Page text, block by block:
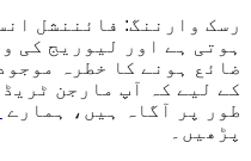
رسک وارننگ: فائننشل
ہوتی ہے اور لیوریج کی
ضائع ہونے کا خطرہ
کے لیے کہ آپ مارجن
طور پر آگاہ ہیں، ہمارے
پڑھیں۔